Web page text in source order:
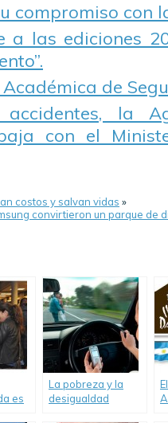
compromiso con
a las ediciones
de
la
con el
costos y salvan vidas »
convirtieron un parque de
es
La pobreza y la
desigualdad